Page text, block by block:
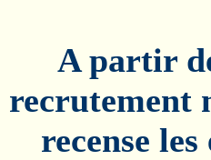
A partir
recrutement
recense